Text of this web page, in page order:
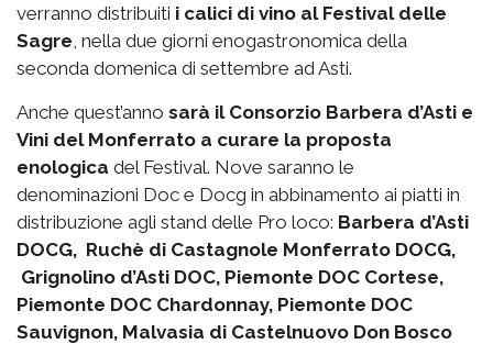
verranno distribuiti i calici di vino al Festival delle
Sagre , nella due giorni enogastronomica della
seconda domenica di settembre ad Asti.
Anche quest’anno sarà il Consorzio Barbera d’Asti e
Vini del Monferrato a curare la proposta
enologica del Festival. Nove saranno le
denominazioni Doc e Docg in abbinamento ai piatti in
distribuzione agli stand delle Pro loco: Barbera d’Asti
DOCG, Ruchè di Castagnole Monferrato DOCG,
Grignolino d’Asti DOC, Piemonte DOC Cortese,
Piemonte DOC Chardonnay, Piemonte DOC
Sauvignon, Malvasia di Castelnuovo Don Bosco